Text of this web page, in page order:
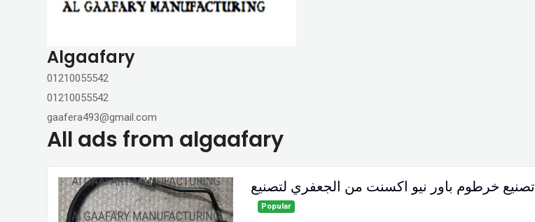
Algaafary
⁦01210055542⁩
⁦01210055542⁩
gaafera493@gmail.com
All ads from algaafary
تصنيع خرطوم باور نيو اكسنت من الجعفري لتصنيع
Popular